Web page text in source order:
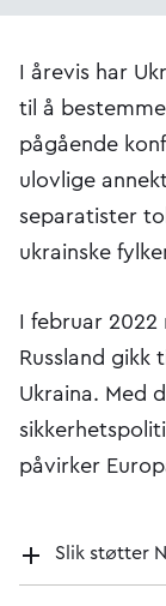
I årevis har
til å
pågående
ulovlige
separatister
ukrainske
I februar
Russland gikk
Ukraina. Med
påvirker
Slik støtter